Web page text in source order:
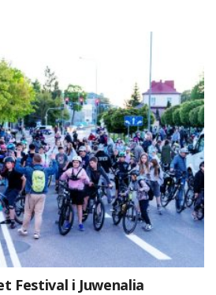
Festival i Juwenalia